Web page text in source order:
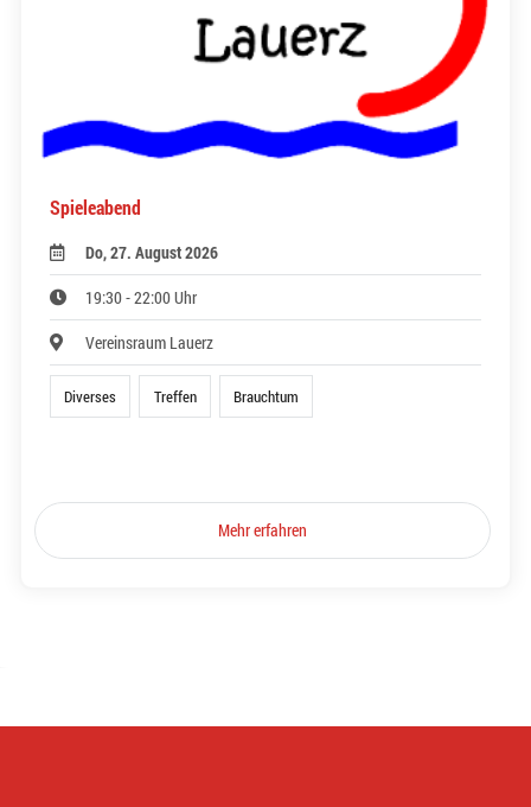
Spieleabend
Do, 27. August 2026
19:30 - 22:00 Uhr
Vereinsraum Lauerz
Diverses Treffen Brauchtum
Mehr erfahren